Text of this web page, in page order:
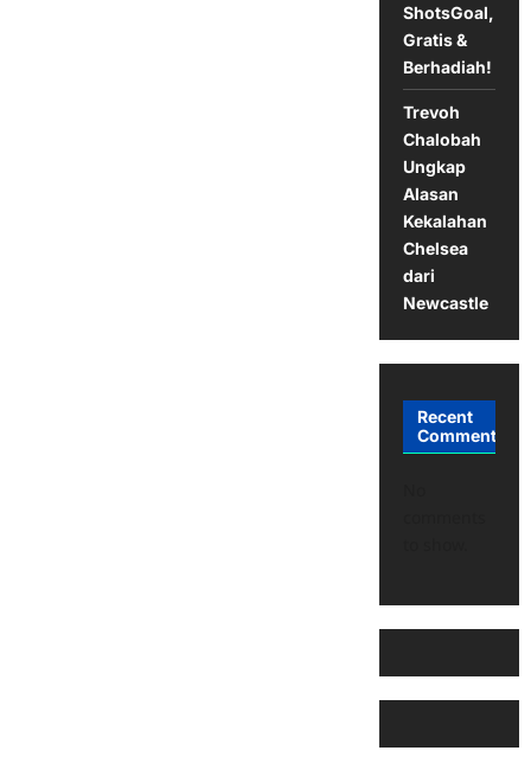
ShotsGoal,
Gratis &
Berhadiah!
Trevoh
Chalobah
Ungkap
Alasan
Kekalahan
Chelsea
dari
Newcastle
Recent
Comments